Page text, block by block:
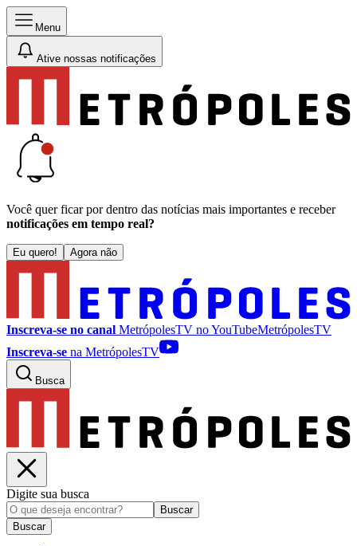
Menu
Ative nossas notificações
Você quer ficar por dentro das notícias mais importantes e receber
notificações em tempo real?
Eu quero! Agora não
Inscreva-se no canal MetrópolesTV noYouTubeMetrópolesTV
Inscreva-se na MetrópolesTV
Busca
Digite sua busca
Buscar
Buscar